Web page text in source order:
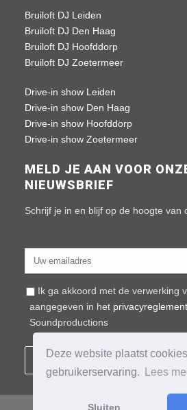
Deze website plaatst
gebruikerservaring.
Lees
Sluiten
Bruiloft DJ Leiden
Bruiloft DJ Den Haag
Bruiloft DJ Hoofddorp
Bruiloft DJ Zoetermeer
Drive-in show Leiden
Drive-in show Den Haag
Drive-in show Hoofddorp
Drive-in show Zoetermeer
MELD JE AAN VOOR
NIEUWSBRIEF
Schrijf je in en blijf op de hoogte van
Ik ga akkoord met de verwerking
aangegeven in het privacyreglement
Soundproductions
COPYRIGHT © 2022 JOR